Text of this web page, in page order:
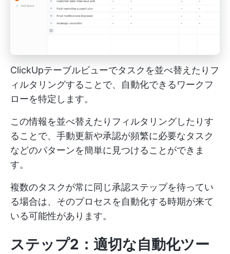
ClickUpテーブルビューでタスクを並べ替えたりフ
ィルタリングすることで、自動化できるワークフ
ローを特定します。
この情報を並べ替えたりフィルタリングしたりす
ることで、手動更新や承認が頻繁に必要なタスク
などのパターンを簡単に見つけることができま
す。
複数のタスクが常に同じ承認ステップを待ってい
る場合は、そのプロセスを自動化する時期が来て
いる可能性があります。
ステップ2：適切な自動化ツー